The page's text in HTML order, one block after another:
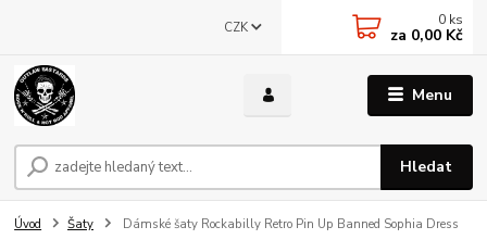
Menu
CZK
Hledat
0 ks
za 0,00 Kč
Úvod Šaty Dámské šaty Rockabilly Retro Pin Up Banned Sophia Dress